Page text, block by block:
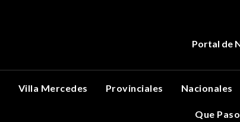
Portal de
Villa Mercedes Provinciales Nacionales
Que